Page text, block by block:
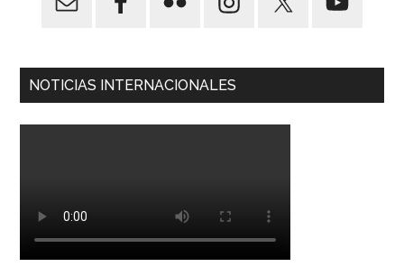
NOTICIAS INTERNACIONALES